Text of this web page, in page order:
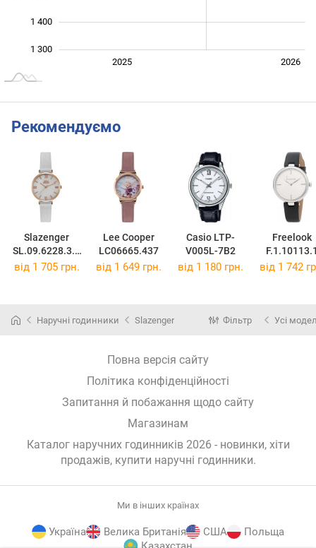
1 300
1 400
2026
2025
Рекомендуємо
Slazenger
SL.09.6228.3.0
4
Lee Cooper
LC06665.437
Casio LTP-
V005L-7B2
Freelook
від 1 705 грн. від 1 649 грн. від 1 180 грн. від 1 742
Наручні годинники Slazenger Фільтр Усі
Повна версія сайту
Політика конфіденційності
Запитання й побажання щодо сайту
Магазинам
Каталог наручних годинників 2026 - новинки, хіти
продажів, купити наручні годинники.
Ми в інших країнах
Україна Велика Британія США
Польща